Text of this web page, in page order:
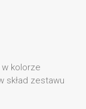
kolorze
skład zestawu